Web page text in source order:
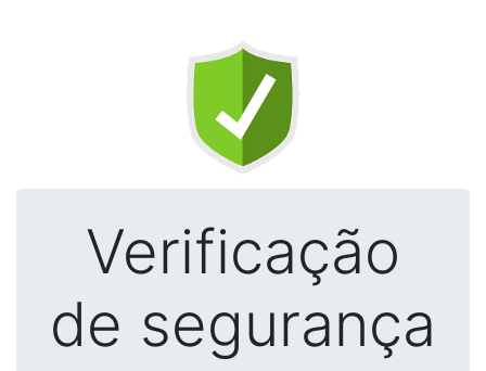
Verificação
de segurança